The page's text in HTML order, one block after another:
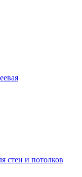
стен и потолков